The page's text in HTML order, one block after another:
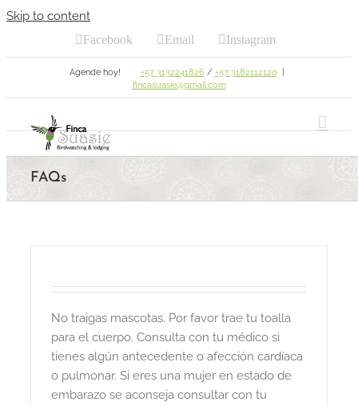
Skip to content
Facebook Email Instagram
Agende hoy! +57 3132241826 / +57 3182112120
fincasuasie@gmail.com
FAQs
No traigas mascotas. Por favor trae tu toalla
para el cuerpo. Consulta con tu médico si
tienes algún antecedente o afección cardíaca
o pulmonar. Si eres una mujer en estado de
embarazo se aconseja consultar con tu